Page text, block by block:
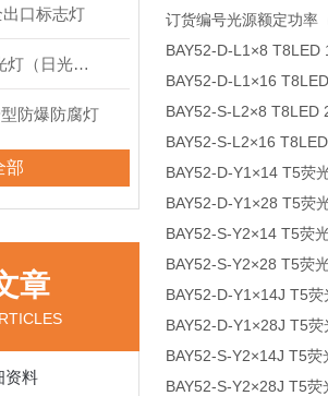
口标志灯
BPY防爆节能荧光灯（日光灯）
防爆防腐灯
部
章
资料
订货编号光源额定功率
BAY52-D-L1×8
BAY52-D-L1×16
BAY52-S-L2×8
BAY52-S-L2×16
BAY52-D-Y1×14 T5荧
BAY52-D-Y1×28 T5荧
BAY52-S-Y2×14 T5荧
BAY52-S-Y2×28 T5荧
BAY52-D-Y1×14J T5
BAY52-D-Y1×28J T5
BAY52-S-Y2×14J T5
BAY52-S-Y2×28J T5